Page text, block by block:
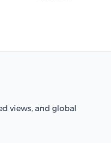
views, and global